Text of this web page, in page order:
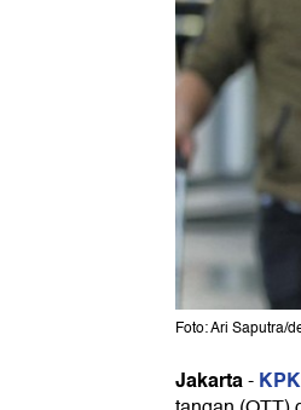
Foto: Ari Saputra/
Jakarta-KPK